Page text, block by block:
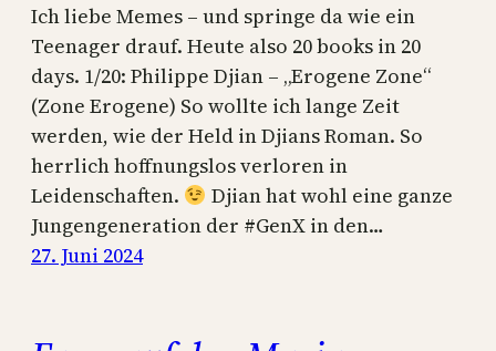
Ich liebe Memes – und springe da wie ein
Teenager drauf. Heute also 20 books in 20
days. 1/20: Philippe Djian – „Erogene Zone“
(Zone Erogene) So wollte ich lange Zeit
werden, wie der Held in Djians Roman. So
herrlich hoffnungslos verloren in
Leidenschaften.
Djian hat wohl eine ganze
Jungengeneration der #GenX in den…
27. Juni 2024